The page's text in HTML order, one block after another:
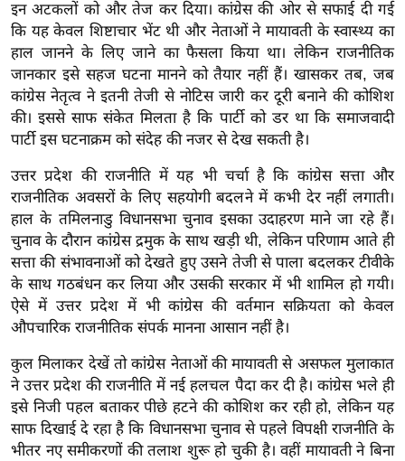
रं
ज
न
ज
ग
त
ली
वु
ड
हॉ
ली
वु
ड
फि
ल्म
स
मी
क्षा
इन अटकलों को और तेज कर दिया। कांग्रेस की ओर से सफाई दी गई
कि यह केवल शिष्टाचार भेंट थी और नेताओं ने मायावती के स्वास्थ्य का
हाल जानने के लिए जाने का फैसला किया था। लेकिन राजनीतिक
जानकार इसे सहज घटना मानने को तैयार नहीं हैं। खासकर तब, जब
कांग्रेस नेतृत्व ने इतनी तेजी से नोटिस जारी कर दूरी बनाने की कोशिश
की। इससे साफ संकेत मिलता है कि पार्टी को डर था कि समाजवादी
पार्टी इस घटनाक्रम को संदेह की नजर से देख सकती है।
उत्तर प्रदेश की राजनीति में यह भी चर्चा है कि कांग्रेस सत्ता और
राजनीतिक अवसरों के लिए सहयोगी बदलने में कभी देर नहीं लगाती।
हाल के तमिलनाडु विधानसभा चुनाव इसका उदाहरण माने जा रहे हैं।
चुनाव के दौरान कांग्रेस द्रमुक के साथ खड़ी थी, लेकिन परिणाम आते ही
सत्ता की संभावनाओं को देखते हुए उसने तेजी से पाला बदलकर टीवीके
के साथ गठबंधन कर लिया और उसकी सरकार में भी शामिल हो गयी।
ऐसे में उत्तर प्रदेश में भी कांग्रेस की वर्तमान सक्रियता को केवल
औपचारिक राजनीतिक संपर्क मानना आसान नहीं है।
कुल मिलाकर देखें तो कांग्रेस नेताओं की मायावती से असफल मुलाकात
ने उत्तर प्रदेश की राजनीति में नई हलचल पैदा कर दी है। कांग्रेस भले ही
इसे निजी पहल बताकर पीछे हटने की कोशिश कर रही हो, लेकिन यह
साफ दिखाई दे रहा है कि विधानसभा चुनाव से पहले विपक्षी राजनीति के
भीतर नए समीकरणों की तलाश शुरू हो चुकी है। वहीं मायावती ने बिना